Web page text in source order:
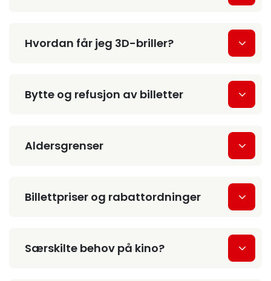
Hvordan får jeg 3D-briller?
Bytte og refusjon av billetter
Aldersgrenser
Billettpriser og rabattordninger
Særskilte behov på kino?